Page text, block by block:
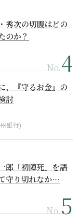
秀次の切腹はどの
のか？
No.
、『守るお金』の
討
銀行)
郎「初陣死」を語
守り切れなか…
No.